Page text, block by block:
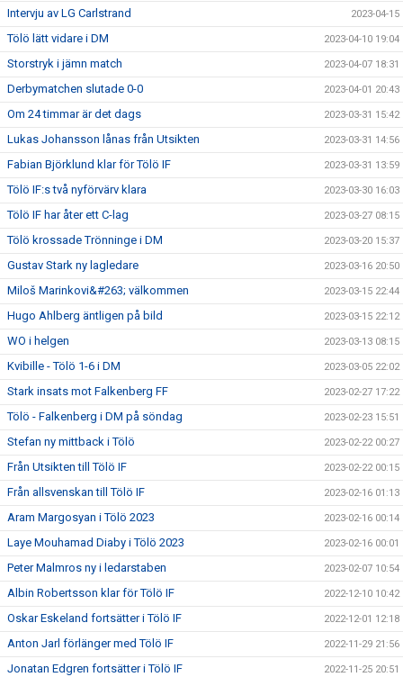
Intervju av LG Carlstrand 2023-04-15
Tölö lätt vidare i DM 2023-04-10 19:04
Storstryk i jämn match 2023-04-07 18:31
Derbymatchen slutade 0-0 2023-04-01 20:43
Om 24 timmar är det dags 2023-03-31 15:42
Lukas Johansson lånas från Utsikten 2023-03-31 14:56
Fabian Björklund klar för Tölö IF 2023-03-31 13:59
Tölö IF:s två nyförvärv klara 2023-03-30 16:03
Tölö IF har åter ett C-lag 2023-03-27 08:15
Tölö krossade Trönninge i DM 2023-03-20 15:37
Gustav Stark ny lagledare 2023-03-16 20:50
Miloš Marinkovi&#263; välkommen 2023-03-15 22:44
Hugo Ahlberg äntligen på bild 2023-03-15 22:12
WO i helgen 2023-03-13 08:15
Kvibille - Tölö 1-6 i DM 2023-03-05 22:02
Stark insats mot Falkenberg FF 2023-02-27 17:22
Tölö - Falkenberg i DM på söndag 2023-02-23 15:51
Stefan ny mittback i Tölö 2023-02-22 00:27
Från Utsikten till Tölö IF 2023-02-22 00:15
Från allsvenskan till Tölö IF 2023-02-16 01:13
Aram Margosyan i Tölö 2023 2023-02-16 00:14
Laye Mouhamad Diaby i Tölö 2023 2023-02-16 00:01
Peter Malmros ny i ledarstaben 2023-02-07 10:54
Albin Robertsson klar för Tölö IF 2022-12-10 10:42
Oskar Eskeland fortsätter i Tölö IF 2022-12-01 12:18
Anton Jarl förlänger med Tölö IF 2022-11-29 21:56
Jonatan Edgren fortsätter i Tölö IF 2022-11-25 20:51